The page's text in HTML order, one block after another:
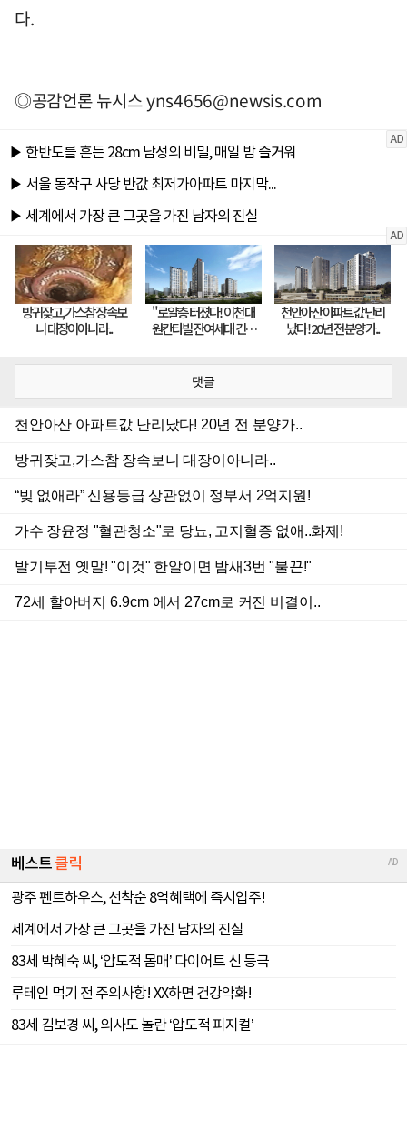
다.
◎공감언론 뉴시스yns4656@newsis.com
댓글